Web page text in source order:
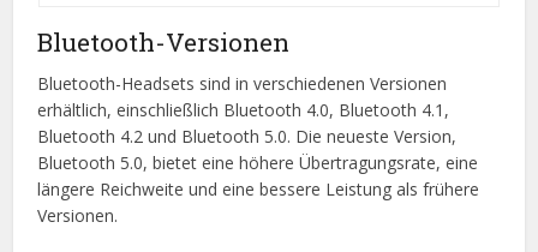
Bluetooth-Versionen
Bluetooth-Headsets sind in verschiedenen Versionen
erhältlich, einschließlich Bluetooth 4.0, Bluetooth 4.1,
Bluetooth 4.2 und Bluetooth 5.0. Die neueste Version,
Bluetooth 5.0, bietet eine höhere Übertragungsrate, eine
längere Reichweite und eine bessere Leistung als frühere
Versionen.